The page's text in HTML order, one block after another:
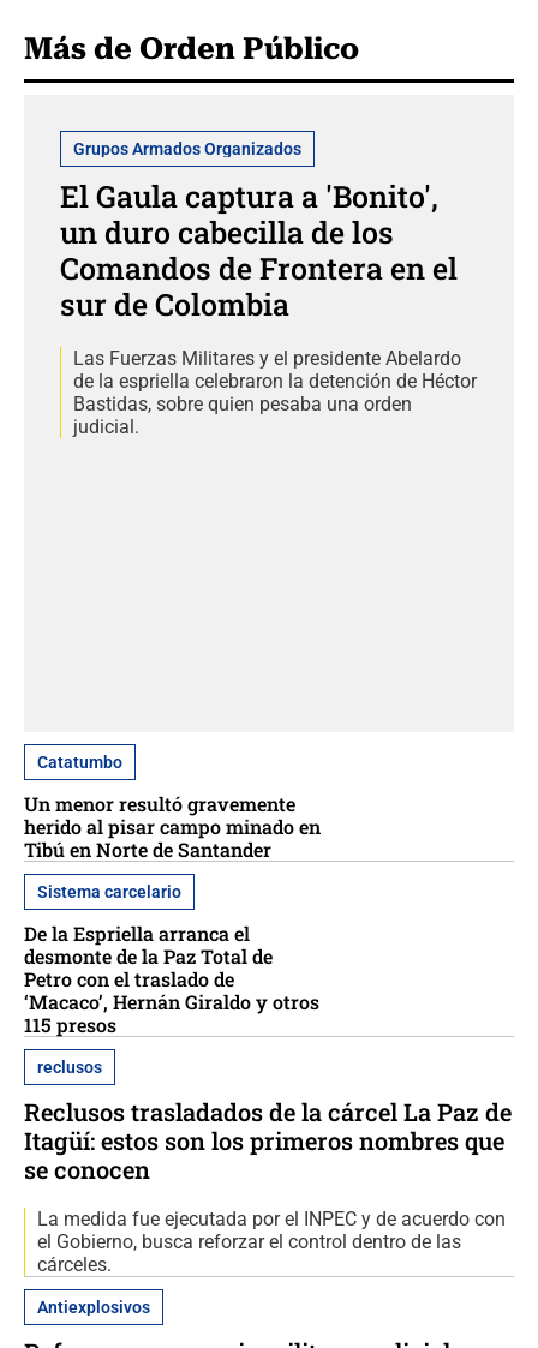
Más de Orden Público
Grupos Armados Organizados
El Gaula captura a 'Bonito',
un duro cabecilla de los
Comandos de Frontera en el
sur de Colombia
Las Fuerzas Militares y el presidente Abelardo
de la espriella celebraron la detención de Héctor
Bastidas, sobre quien pesaba una orden
judicial.
Catatumbo
Un menor resultó gravemente
herido al pisar campo minado en
Tibú en Norte de Santander
Sistema carcelario
De la Espriella arranca el
desmonte de la Paz Total de
Petro con el traslado de
‘Macaco’, Hernán Giraldo y otros
115 presos
reclusos
Reclusos trasladados de la cárcel La Paz de
Itagüí: estos son los primeros nombres que
se conocen
La medida fue ejecutada por el INPEC y de acuerdo con
el Gobierno, busca reforzar el control dentro de las
cárceles.
Antiexplosivos